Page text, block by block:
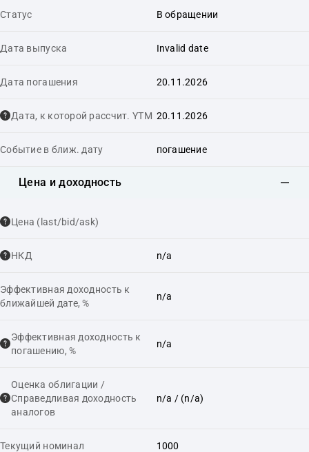
Статус В обращении
Дата выпуска Invalid date
Дата погашения 20.11.2026
Дата, к которой рассчит. YTM 20.11.2026
Событие в ближ. дату погашение
Цена и доходность
Цена (last/bid/ask)
НКД n/a
Эффективная доходность к
ближайшей дате, %
n/a
Эффективная доходность к
погашению, %
n/a
Оценка облигации /
Справедливая доходность
аналогов
n/a / (n/a)
Текущий номинал 1000